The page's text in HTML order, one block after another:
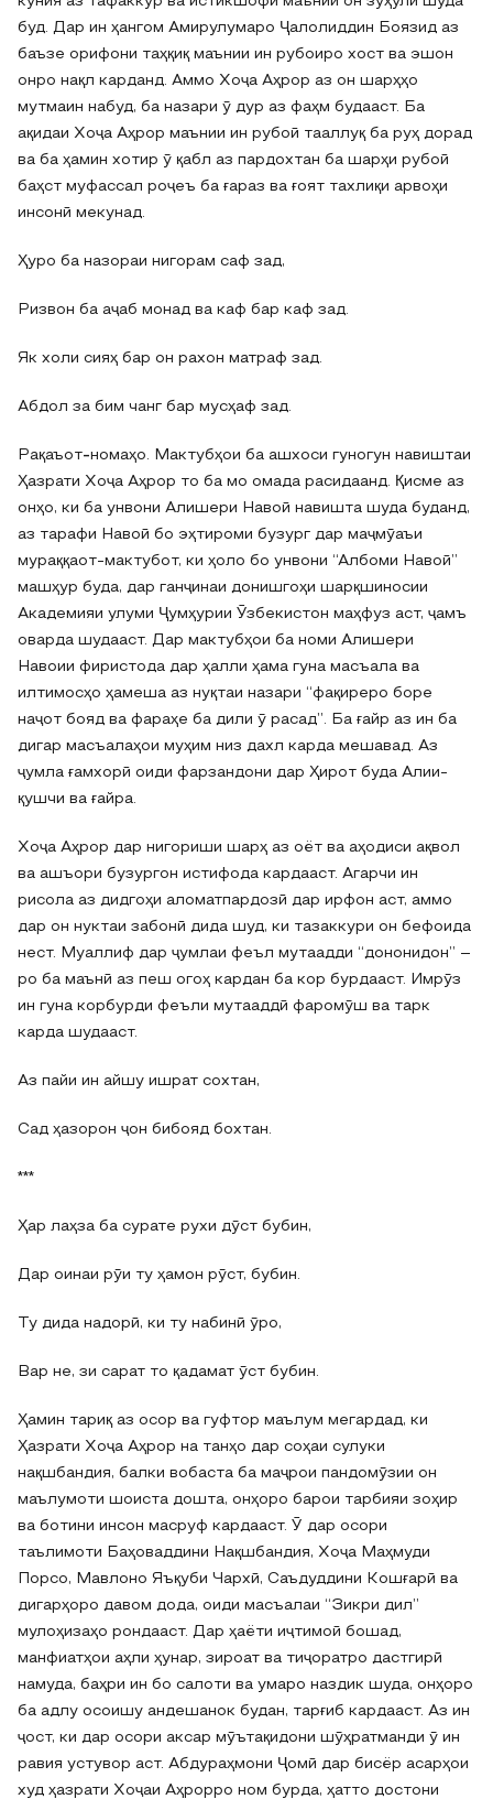
буд. Дар ин ҳангом Амирулумаро Ҷалолиддин Боязид аз
баъзе орифони таҳқиқ маънии ин рубоиро хост ва эшон
онро нақл карданд. Аммо Хоҷа Аҳрор аз он шарҳҳо
мутмаин набуд, ба назари ӯ дур аз фаҳм будааст. Ба
ақидаи Хоҷа Аҳрор маънии ин рубоӣ тааллуқ ба руҳ дорад
ва ба ҳамин хотир ӯ қабл аз пардохтан ба шарҳи рубоӣ
баҳст муфассал роҷеъ ба ғараз ва ғоят тахлиқи арвоҳи
инсонӣ мекунад.
Ҳуро ба назораи нигорам саф зад,
Ризвон ба аҷаб монад ва каф бар каф зад.
Як холи сияҳ бар он рахон матраф зад.
Абдол за бим чанг бар мусҳаф зад.
Рақаъот-номаҳо. Мактубҳои ба ашхоси гуногун навиштаи
Ҳазрати Хоҷа Аҳрор то ба мо омада расидаанд. Қисме аз
онҳо, ки ба унвони Алишери Навоӣ навишта шуда буданд,
аз тарафи Навоӣ бо эҳтироми бузург дар маҷмӯаъи
мураққаот-мактубот, ки ҳоло бо унвони “Албоми Навоӣ”
машҳур буда, дар ганҷинаи донишгоҳи шарқшиносии
Академияи улуми Ҷумҳурии Ӯзбекистон маҳфуз аст, ҷамъ
оварда шудааст. Дар мактубҳои ба номи Алишери
Навоии фиристода дар ҳалли ҳама гуна масъала ва
илтимосҳо ҳамеша аз нуқтаи назари “фақиреро боре
наҷот бояд ва фараҳе ба дили ӯ расад”. Ба ғайр аз ин ба
дигар масъалаҳои муҳим низ дахл карда мешавад. Аз
ҷумла ғамхорӣ оиди фарзандони дар Ҳирот буда Алии-
қушчи ва ғайра.
Хоҷа Аҳрор дар нигориши шарҳ аз оёт ва аҳодиси ақвол
ва ашъори бузургон истифода кардааст. Агарчи ин
рисола аз дидгоҳи аломатпардозӣ дар ирфон аст, аммо
дар он нуктаи забонӣ дида шуд, ки тазаккури он бефоида
нест. Муаллиф дар ҷумлаи феъл мутаадди “дононидон” –
ро ба маънӣ аз пеш огоҳ кардан ба кор бурдааст. Имрӯз
ин гуна корбурди феъли мутааддӣ фаромӯш ва тарк
карда шудааст.
Аз пайи ин айшу ишрат сохтан,
Сад ҳазорон ҷон бибояд бохтан.
***
Ҳар лаҳза ба сурате рухи дӯст бубин,
Дар оинаи рӯи ту ҳамон рӯст, бубин.
Ту дида надорӣ, ки ту набинӣ ӯро,
Вар не, зи сарат то қадамат ӯст бубин.
Ҳамин тариқ аз осор ва гуфтор маълум мегардад, ки
Ҳазрати Хоҷа Аҳрор на танҳо дар соҳаи сулуки
нақшбандия, балки вобаста ба маҷрои пандомӯзии он
маълумоти шоиста дошта, онҳоро барои тарбияи зоҳир
ва ботини инсон масруф кардааст. Ӯ дар осори
таълимоти Баҳоваддини Нақшбандия, Хоҷа Маҳмуди
Порсо, Мавлоно Яъқуби Чархӣ, Саъдуддини Кошғарӣ ва
дигарҳоро давом дода, оиди масъалаи “Зикри дил”
мулоҳизаҳо рондааст. Дар ҳаёти иҷтимоӣ бошад,
манфиатҳои аҳли ҳунар, зироат ва тиҷоратро дастгирӣ
намуда, баҳри ин бо салоти ва умаро наздик шуда, онҳоро
ба адлу осоишу андешанок будан, тарғиб кардааст. Аз ин
ҷост, ки дар осори аксар мӯътақидони шӯҳратманди ӯ ин
равия устувор аст. Абдураҳмони Ҷомӣ дар бисёр асарҳои
худ ҳазрати Хоҷаи Аҳрорро ном бурда, ҳатто достони